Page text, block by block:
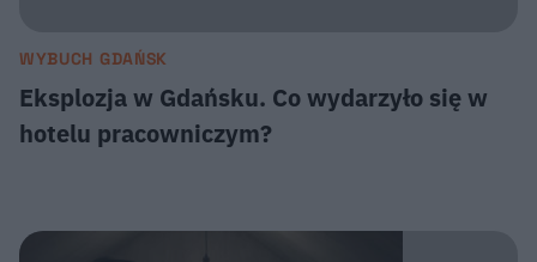
WYBUCH GDAŃSK
Eksplozja w Gdańsku. Co wydarzyło się w
hotelu pracowniczym?